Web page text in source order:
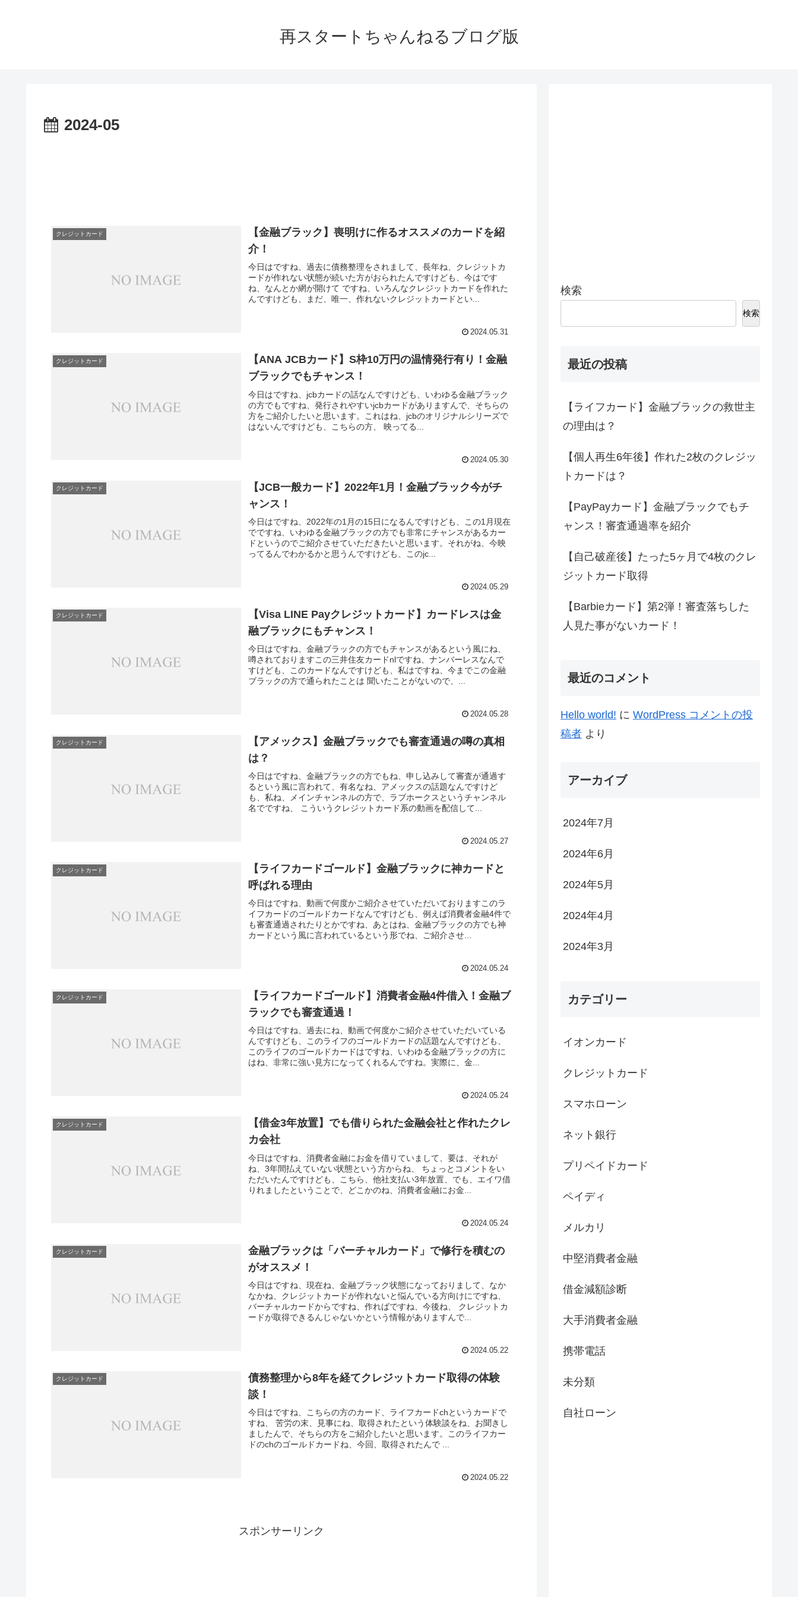
再スタートちゃんねるブログ版
2024-05
クレジットカード
【金融ブラック】喪明けに作るオススメのカードを紹
介！
今日はですね、過去に債務整理をされまして、長年ね、クレジットカ
ードが作れない状態が続いた方がおられたんですけども、今はです
ね、なんとか網が開けて ですね、いろんなクレジットカードを作れた
んですけども、まだ、唯一、作れないクレジットカードとい...
2024.05.31
クレジットカード
【ANA JCBカード】S枠10万円の温情発行有り！金融
ブラックでもチャンス！
今日はですね、jcbカードの話なんですけども、いわゆる金融ブラック
の方でもですね、発行されやすいjcbカードがありますんで、そちらの
方をご紹介したいと思います。これはね、jcbのオリジナルシリーズで
はないんですけども、こちらの方、 映ってる...
2024.05.30
クレジットカード
【JCB一般カード】2022年1月！金融ブラック今がチ
ャンス！
今日はですね、2022年の1月の15日になるんですけども、この1月現在
でですね、いわゆる金融ブラックの方でも非常にチャンスがあるカー
ドというのでご紹介させていただきたいと思います。それがね、今映
ってるんでわかるかと思うんですけども、このjc...
2024.05.29
クレジットカード
【Visa LINE Payクレジットカード】カードレスは金
融ブラックにもチャンス！
今日はですね、金融ブラックの方でもチャンスがあるという風にね、
噂されておりますこの三井住友カードnlですね、ナンバーレスなんで
すけども、このカードなんですけども、私はですね、今までこの金融
ブラックの方で通られたことは 聞いたことがないので、...
2024.05.28
クレジットカード
【アメックス】金融ブラックでも審査通過の噂の真相
は？
今日はですね、金融ブラックの方でもね、申し込みして審査が通過す
るという風に言われて、有名なね、アメックスの話題なんですけど
も、私ね、メインチャンネルの方で、ラブホークスというチャンネル
名でですね、 こういうクレジットカード系の動画を配信して...
2024.05.27
クレジットカード
【ライフカードゴールド】金融ブラックに神カードと
呼ばれる理由
今日はですね、動画で何度かご紹介させていただいておりますこのラ
イフカードのゴールドカードなんですけども、例えば消費者金融4件で
も審査通過されたりとかですね、あとはね、金融ブラックの方でも神
カードという風に言われているという形でね、ご紹介させ...
2024.05.24
クレジットカード
【ライフカードゴールド】消費者金融4件借入！金融ブ
ラックでも審査通過！
今日はですね、過去にね、動画で何度かご紹介させていただいている
んですけども、このライフのゴールドカードの話題なんですけども、
このライフのゴールドカードはですね、いわゆる金融ブラックの方に
はね、非常に強い見方になってくれるんですね。実際に、金...
2024.05.24
クレジットカード
【借金3年放置】でも借りられた金融会社と作れたクレ
カ会社
今日はですね、消費者金融にお金を借りていまして、要は、それが
ね、3年間払えていない状態という方からね、 ちょっとコメントをい
ただいたんですけども、こちら、他社支払い3年放置、でも、エイワ借
りれましたということで、どこかのね、消費者金融にお金...
2024.05.24
クレジットカード
金融ブラックは「バーチャルカード」で修行を積むの
がオススメ！
今日はですね、現在ね、金融ブラック状態になっておりまして、なか
なかね、クレジットカードが作れないと悩んでいる方向けにですね、
バーチャルカードからですね、作ればですね、今後ね、 クレジットカ
ードが取得できるんじゃないかという情報がありますんで...
2024.05.22
クレジットカード
債務整理から8年を経てクレジットカード取得の体験
談！
今日はですね、こちらの方のカード、ライフカードchというカードで
すね、 苦労の末、見事にね、取得されたという体験談をね、お聞きし
ましたんで、そちらの方をご紹介したいと思います。このライフカー
ドのchのゴールドカードね、今回、取得されたんで ...
2024.05.22
スポンサーリンク
検索
検索
最近の投稿
【ライフカード】金融ブラックの救世主
の理由は？
【個人再生6年後】作れた2枚のクレジッ
トカードは？
【PayPayカード】金融ブラックでもチ
ャンス！審査通過率を紹介
【自己破産後】たった5ヶ月で4枚のクレ
ジットカード取得
【Barbieカード】第2弾！審査落ちした
人見た事がないカード！
最近のコメント
Hello world! に WordPress コメントの投
稿者 より
アーカイブ
2024年7月
2024年6月
2024年5月
2024年4月
2024年3月
カテゴリー
イオンカード
クレジットカード
スマホローン
ネット銀行
プリペイドカード
ペイディ
メルカリ
中堅消費者金融
借金減額診断
大手消費者金融
携帯電話
未分類
自社ローン